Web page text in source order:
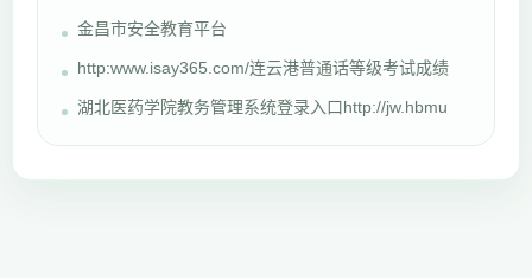
金昌市安全教育平台
http:www.isay365.com/连云港普通话等级考试成绩
湖北医药学院教务管理系统登录入口http://jw.hbmu